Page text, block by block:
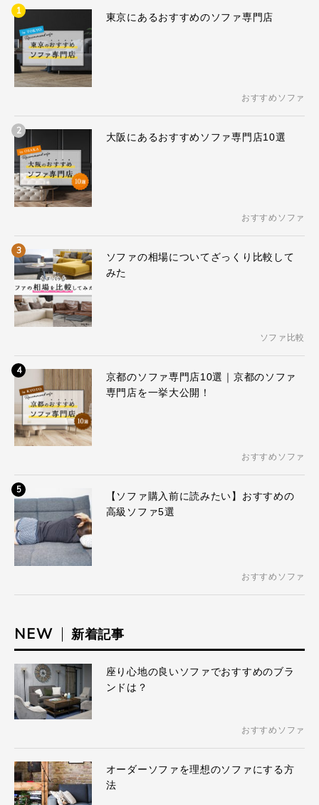
1
東京にあるおすすめのソファ専門店
おすすめソファ
2
大阪にあるおすすめソファ専門店10選
おすすめソファ
3
ソファの相場についてざっくり比較して
みた
ソファ比較
4
京都のソファ専門店10選｜京都のソファ
専門店を一挙大公開！
おすすめソファ
5
【ソファ購入前に読みたい】おすすめの
高級ソファ5選
おすすめソファ
NEW 新着記事
座り心地の良いソファでおすすめのブラ
ンドは？
おすすめソファ
オーダーソファを理想のソファにする方
法